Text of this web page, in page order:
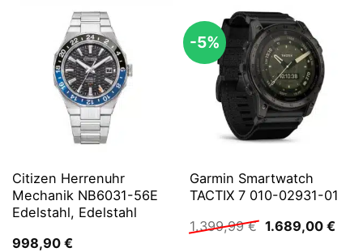
Citizen Herrenuhr
Mechanik NB6031-56E
Edelstahl, Edelstahl
998,90 €
-5%
Garmin Smartwatch
TACTIX 7 010-02931-01
1.399,99€ Ursprünglicher
1.689,00 €